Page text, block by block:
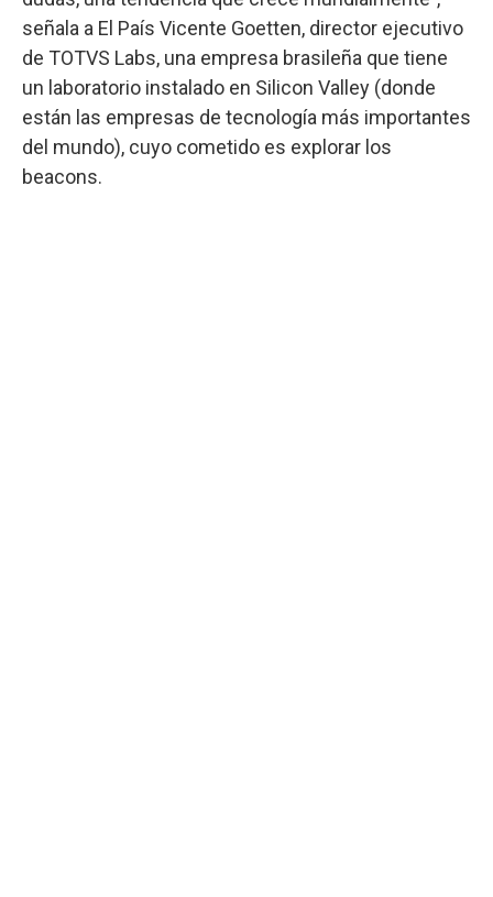
señala a El País Vicente Goetten, director ejecutivo
de TOTVS Labs, una empresa brasileña que tiene
un laboratorio instalado en Silicon Valley (donde
están las empresas de tecnología más importantes
del mundo), cuyo cometido es explorar los
beacons.